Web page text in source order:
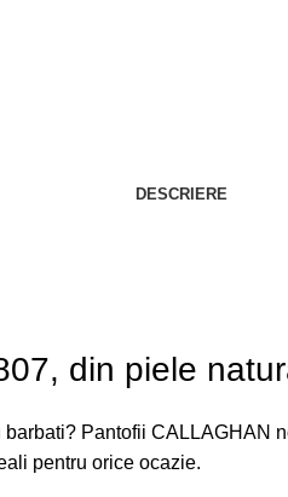
DESCRIERE
din piele
Pantofii
pentru orice ocazie.